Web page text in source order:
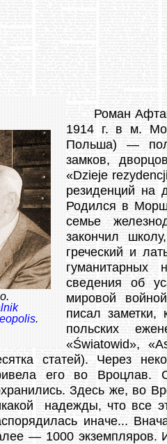
.
Роман
1914 г. в м.
Польша) —
замков,
«Dzieje
резиденций на
Родился в
семье
закончил
греческий и
гуманитарных
сведения об
мировой
писал заметки,
польских
«Światowid»,
статей). Через
его во Вроцлав.
Здесь же, во
надежды, что все
иначе...
— 1000 экземпляров.